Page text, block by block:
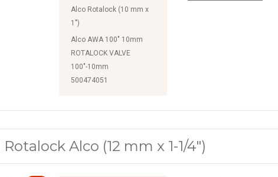
Alco Rotalock (10 mm x
1")
Alco AWA 100" 10mm
ROTALOCK VALVE
100"-10mm
500474051
Alco (12 mm x 1-1/4")